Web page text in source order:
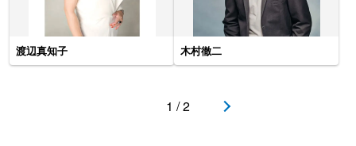
渡辺真知子 木村徹二
1 / 2